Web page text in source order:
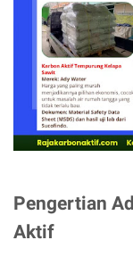
Pengertian
Aktif